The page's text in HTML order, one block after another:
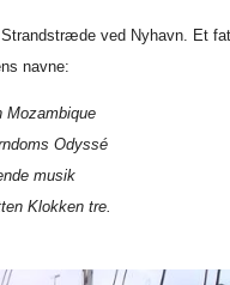
ved Nyhavn. Et
navne:
Mozambique
Odyssé
musik
Klokken tre.